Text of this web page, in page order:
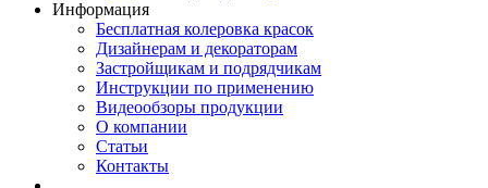
Информация
Бесплатная колеровка красок
Дизайнерам и декораторам
Застройщикам и подрядчикам
Инструкции по применению
Видеообзоры продукции
О компании
Статьи
Контакты